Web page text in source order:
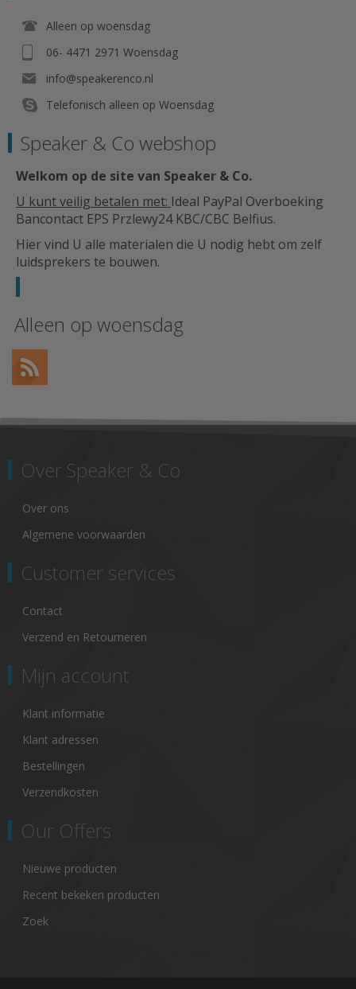
Alleen op woensdag
06- 4471 2971 Woensdag
info@speakerenco.nl
Telefonisch alleen op Woensdag
Speaker & Co webshop
Welkom op de site van Speaker & Co.
U kunt veilig betalen met: Ideal PayPal Overboeking
Bancontact EPS Przlewy24 KBC/CBC Belfius.
Hier vind U alle materialen die U nodig hebt om zelf
luidsprekers te bouwen.
Alleen op woensdag
Over Speaker & Co
Over ons
Algemene voorwaarden
Customer services
Contact
Verzend en Retourneren
Mijn account
Klant informatie
Klant adressen
Bestellingen
Verzendkosten
Our Offers
Nieuwe producten
Recent bekeken producten
Zoek